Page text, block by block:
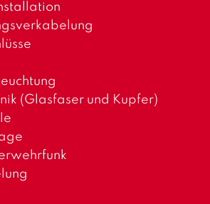
(Glasfaser und Kupfer)